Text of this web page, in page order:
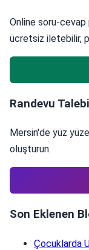
Online soru-cevap
ücretsiz iletebilir,
Randevu Talebi
Mersin'de yüz
oluşturun.
Son Eklenen
Çocuklarda